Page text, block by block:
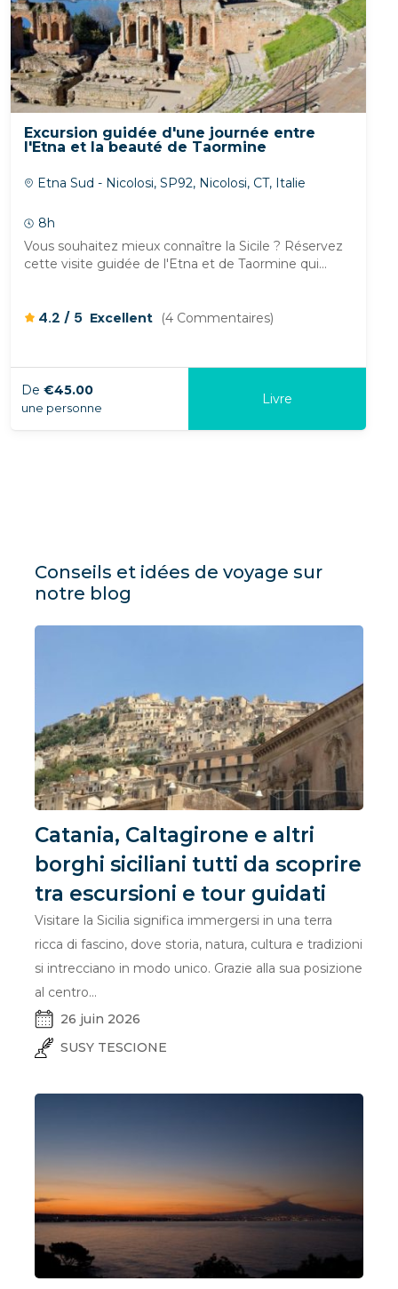
Excursion guidée d'une journée entre
l'Etna et la beauté de Taormine
Etna Sud - Nicolosi, SP92, Nicolosi, CT, Italie
8h
Vous souhaitez mieux connaître la Sicile ? Réservez
cette visite guidée de l'Etna et de Taormine qui...
4.2 / 5 Excellent (4 Commentaires)
De €45.00
une personne
Livre
Conseils et idées de voyage sur
notre blog
Catania, Caltagirone e altri
borghi siciliani tutti da scoprire
tra escursioni e tour guidati
Visitare la Sicilia significa immergersi in una terra
ricca di fascino, dove storia, natura, cultura e tradizioni
si intrecciano in modo unico. Grazie alla sua posizione
al centro...
26 juin 2026
SUSY TESCIONE